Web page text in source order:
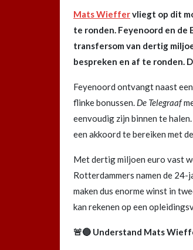
Mats Wieffervliegt op dit
te ronden. Feyenoord en de
transfersom van dertig
bespreken en af te ronden.
Feyenoord ontvangt naast
flinke bonussen. De Telegraaf
eenvoudig zijn binnen te
een akkoord te bereiken met
Met dertig miljoen euro vast
Rotterdammers namen de
maken dus enorme winst in
kan rekenen op een
🚨🔵 Understand Mats